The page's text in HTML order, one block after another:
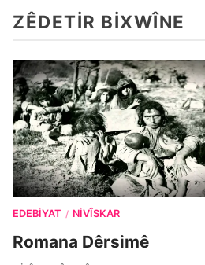
ZÊDETIR BIXWÎNE
EDEBIYAT / NIVÎSKAR
Romana Dêrsimê